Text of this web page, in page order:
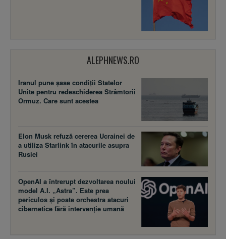
ALEPHNEWS.RO
Iranul pune șase condiții Statelor
Unite pentru redeschiderea Strâmtorii
Ormuz. Care sunt acestea
Elon Musk refuză cererea Ucrainei de
a utiliza Starlink în atacurile asupra
Rusiei
OpenAI a întrerupt dezvoltarea noului
model A.I. „Astra”. Este prea
periculos și poate orchestra atacuri
cibernetice fără intervenție umană